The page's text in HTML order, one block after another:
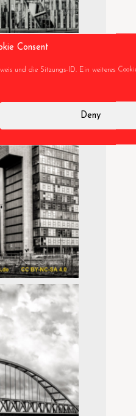
Consent
und die Sitzungs-ID. Ein weiteres
Deny